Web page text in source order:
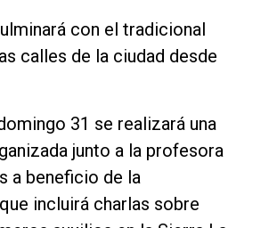
con el tradicional
calles de la ciudad desde
31 se realizará una
junto a la profesora
a beneficio de la
incluirá charlas sobre